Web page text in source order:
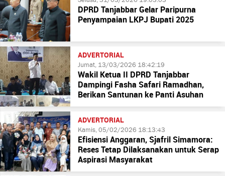
DPRD Tanjabbar Gelar Paripurna
Penyampaian LKPJ Bupati 2025
ADVERTORIAL
Jumat, 13/03/2026 18:42:19
Wakil Ketua II DPRD Tanjabbar
Dampingi Fasha Safari Ramadhan,
Berikan Santunan ke Panti Asuhan
ADVERTORIAL
Kamis, 05/02/2026 18:13:43
Efisiensi Anggaran, Sjafril Simamora:
Reses Tetap Dilaksanakan untuk Serap
Aspirasi Masyarakat